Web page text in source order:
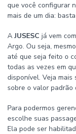
que você configurar
mais de um dia:
AJUSESC já vem
Argo. Ou seja,
até que seja feito o
todas as vezes em
disponível. Veja mais
sobre o valor padrão
Para podermos
escolhe suas
Ela pode ser